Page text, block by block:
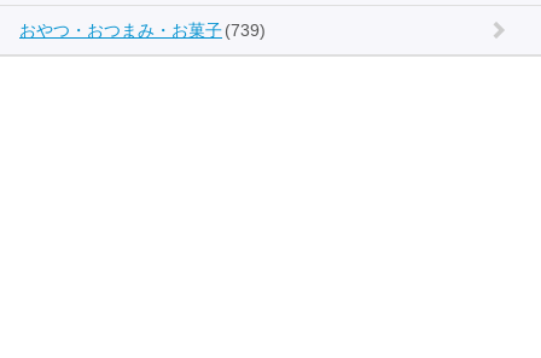
おやつ・おつまみ・お菓子(739)